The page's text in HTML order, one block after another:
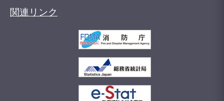
関連リンク